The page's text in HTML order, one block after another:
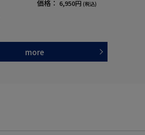
価格： 6,950円 (税込)
more